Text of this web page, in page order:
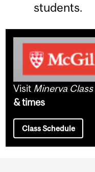
students.
Visit Minerva
& times
Class Schedule